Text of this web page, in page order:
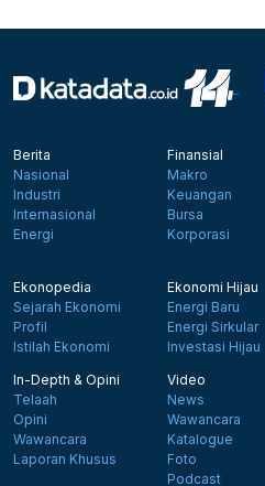
Berita
Nasional
Industri
Internasional
Energi
Finansial
Makro
Keuangan
Bursa
Korporasi
Ekonopedia
Sejarah Ekonomi
Profil
Istilah Ekonomi
Ekonomi Hijau
Energi Baru
Energi Sirkular
Investasi Hijau
In-Depth & Opini
Telaah
Opini
Wawancara
Laporan Khusus
Video
News
Wawancara
Katalogue
Foto
Podcast